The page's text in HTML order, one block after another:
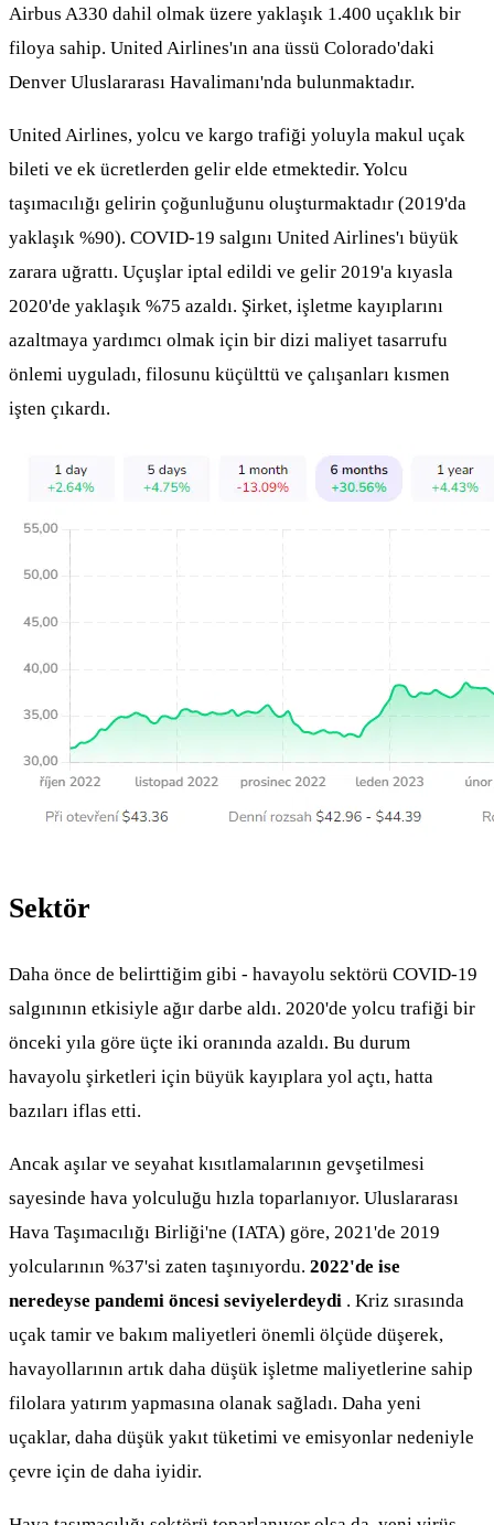
Airbus A330 dahil olmak üzere yaklaşık 1.400 uçaklık bir
filoya sahip. United Airlines'ın ana üssü Colorado'daki
Denver Uluslararası Havalimanı'nda bulunmaktadır.
United Airlines, yolcu ve kargo trafiği yoluyla makul uçak
bileti ve ek ücretlerden gelir elde etmektedir. Yolcu
taşımacılığı gelirin çoğunluğunu oluşturmaktadır (2019'da
yaklaşık %90). COVID-19 salgını United Airlines'ı büyük
zarara uğrattı. Uçuşlar iptal edildi ve gelir 2019'a kıyasla
2020'de yaklaşık %75 azaldı. Şirket, işletme kayıplarını
azaltmaya yardımcı olmak için bir dizi maliyet tasarrufu
önlemi uyguladı, filosunu küçülttü ve çalışanları kısmen
işten çıkardı.
Sektör
Daha önce de belirttiğim gibi - havayolu sektörü COVID-19
salgınının etkisiyle ağır darbe aldı. 2020'de yolcu trafiği bir
önceki yıla göre üçte iki oranında azaldı. Bu durum
havayolu şirketleri için büyük kayıplara yol açtı, hatta
bazıları iflas etti.
Ancak aşılar ve seyahat kısıtlamalarının gevşetilmesi
sayesinde hava yolculuğu hızla toparlanıyor. Uluslararası
Hava Taşımacılığı Birliği'ne (IATA) göre, 2021'de 2019
yolcularının %37'si zaten taşınıyordu. 2022'de ise
neredeyse pandemi öncesi seviyelerdeydi . Kriz sırasında
uçak tamir ve bakım maliyetleri önemli ölçüde düşerek,
havayollarının artık daha düşük işletme maliyetlerine sahip
filolara yatırım yapmasına olanak sağladı. Daha yeni
uçaklar, daha düşük yakıt tüketimi ve emisyonlar nedeniyle
çevre için de daha iyidir.